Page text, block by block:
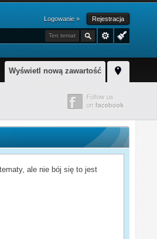
Logowanie » Rejestracja
Ten temat
Wyświetl nową zawartość
ale nie bój się to jest